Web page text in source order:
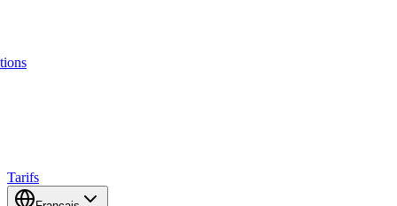
Tarifs